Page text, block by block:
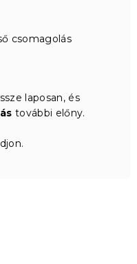
csomagolás
laposan, és
további előny.